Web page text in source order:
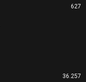
627
36.257